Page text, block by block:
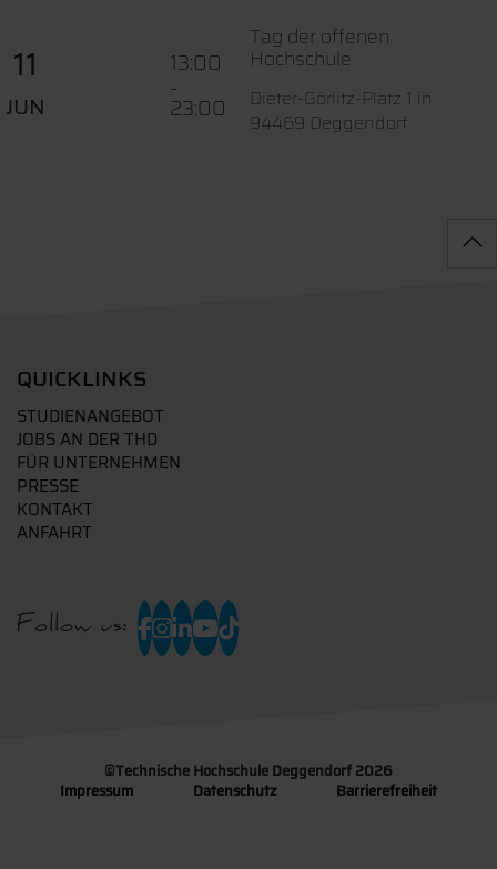
11
JUN
13:00
-
23:00
Tag der offenen
Hochschule
Dieter-Görlitz-Platz 1 in
94469 Deggendorf
QUICKLINKS
STUDIENANGEBOT
JOBS AN DER THD
FÜR UNTERNEHMEN
PRESSE
KONTAKT
ANFAHRT
Follow us:
©Technische Hochschule Deggendorf 2026
Impressum
Datenschutz Barrierefreiheit